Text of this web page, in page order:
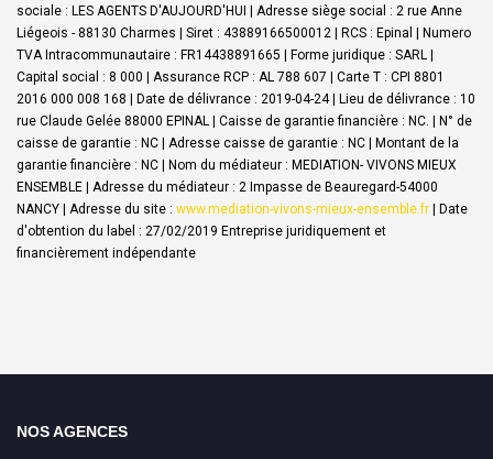
sociale : LES AGENTS D'AUJOURD'HUI | Adresse siège social : 2 rue Anne
Liégeois - 88130 Charmes | Siret : 43889166500012 | RCS : Epinal | Numero
TVA Intracommunautaire : FR14438891665 | Forme juridique : SARL |
Capital social : 8 000 | Assurance RCP : AL 788 607 | Carte T : CPI 8801
2016 000 008 168 | Date de délivrance : 2019-04-24 | Lieu de délivrance : 10
rue Claude Gelée 88000 EPINAL | Caisse de garantie financière : NC. | N° de
caisse de garantie : NC | Adresse caisse de garantie : NC | Montant de la
garantie financière : NC | Nom du médiateur : MEDIATION- VIVONS MIEUX
ENSEMBLE | Adresse du médiateur : 2 Impasse de Beauregard-54000
NANCY | Adresse du site : www.mediation-vivons-mieux-ensemble.fr | Date
d'obtention du label : 27/02/2019 Entreprise juridiquement et
financièrement indépendante
NOS AGENCES